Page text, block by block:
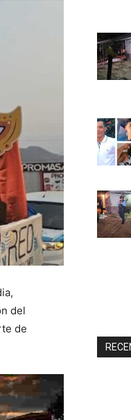
del
de